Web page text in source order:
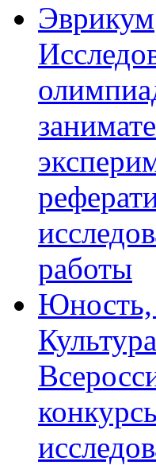
Эврикум
работы
Юность,
Культура